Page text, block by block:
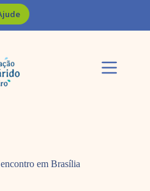
em Brasília